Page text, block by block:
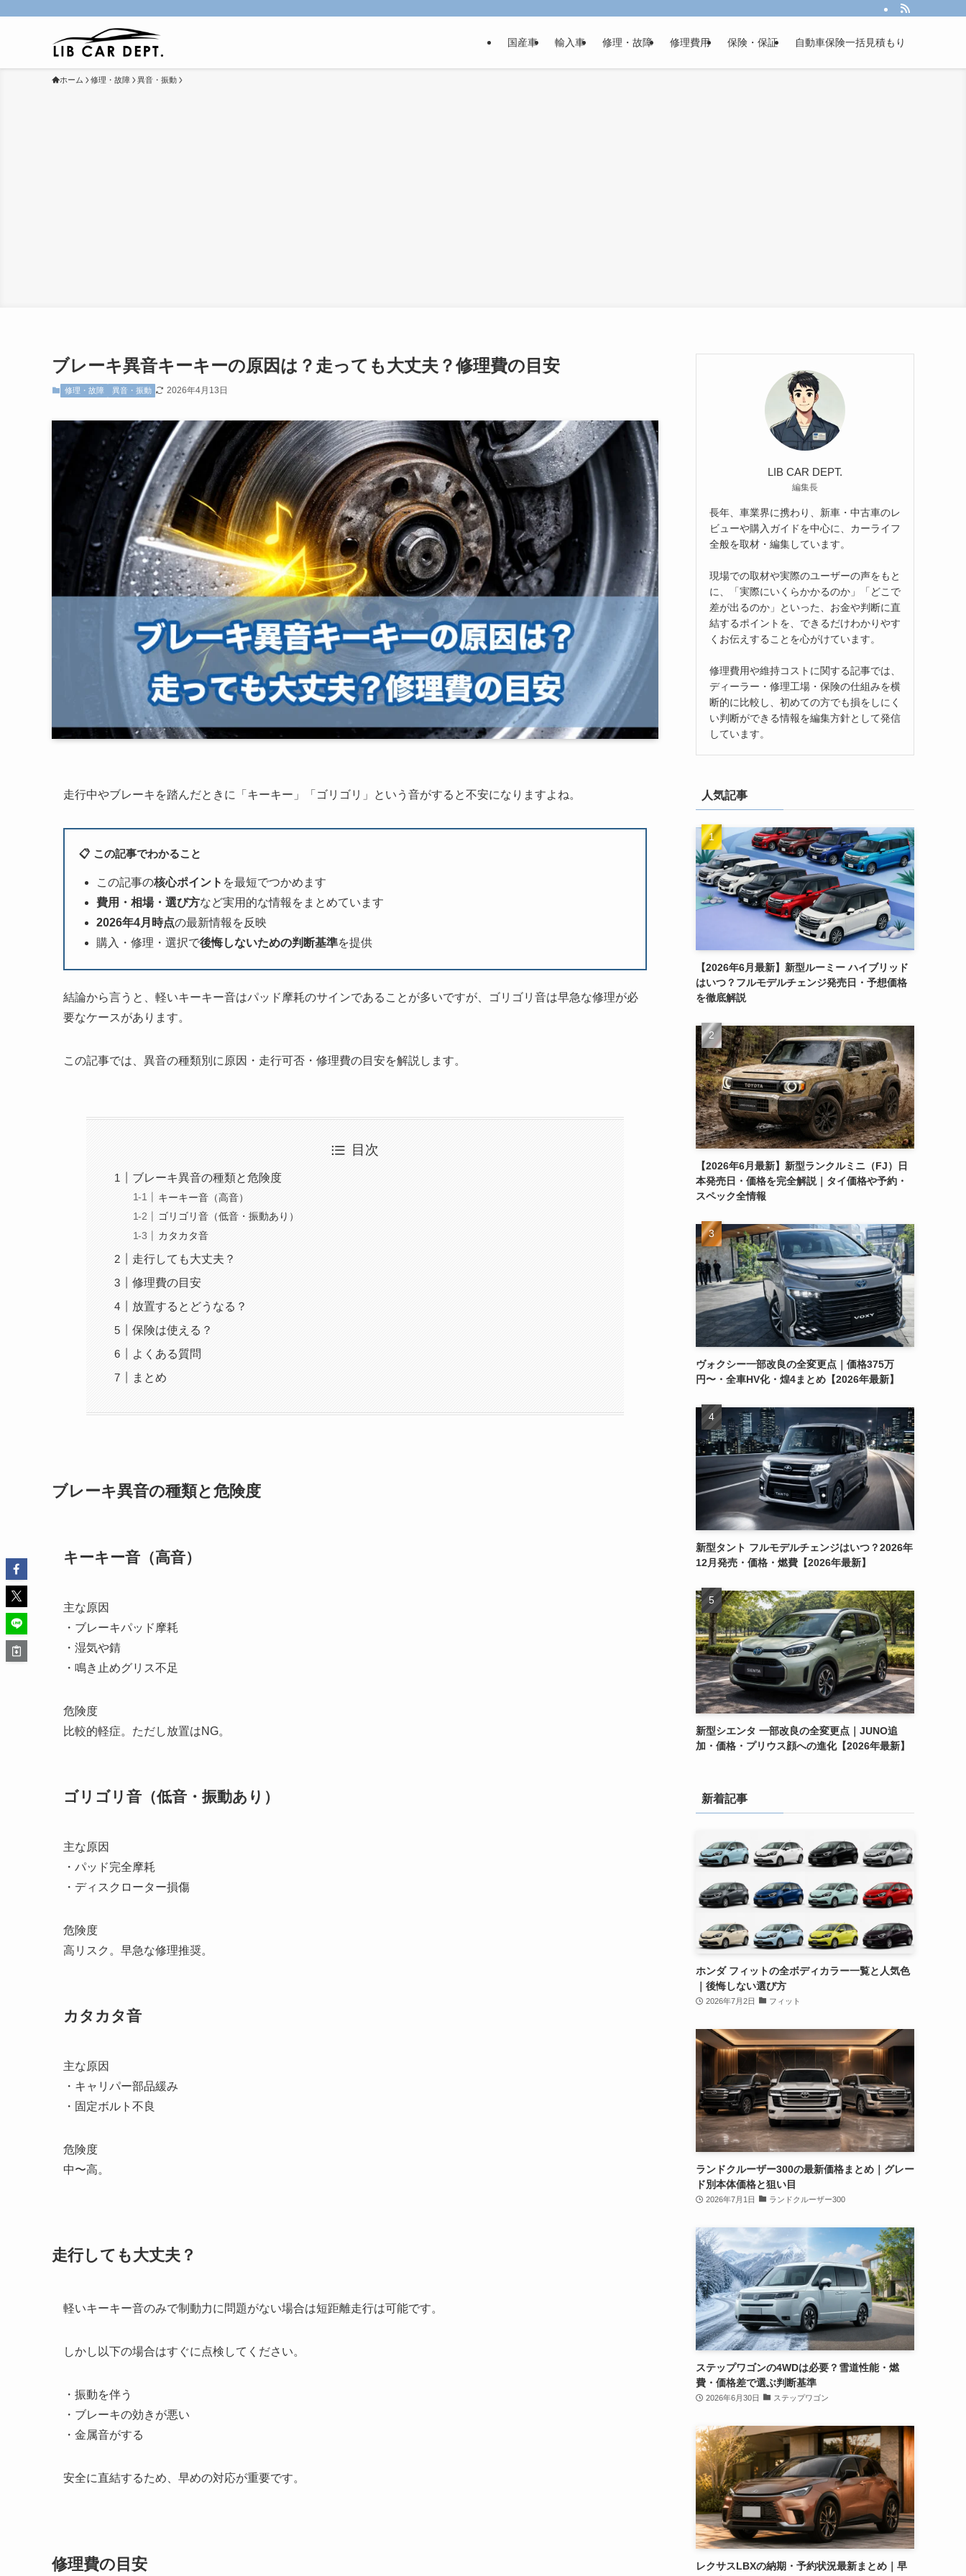
国産車 輸入車 修理・故障 修理費用 保険・保証 自動車保険一括見積もり
ホーム 修理・故障 異音・振動
ブレーキ異音キーキーの原因は？走っても大丈夫？修理費の目安
修理・故障 異音・振動 2026年4月13日
走行中やブレーキを踏んだときに「キーキー」「ゴリゴリ」という音がすると不安になりますよね。
📋 この記事でわかること
この記事の核心ポイント を最短でつかめます
費用・相場・選び方など実用的な情報をまとめています
2026年4月時点の最新情報を反映
購入・修理・選択で後悔しないための判断基準を提供
結論から言うと、軽いキーキー音はパッド摩耗のサインであることが多いですが、ゴリゴリ音は早急な修理が必
要なケースがあります。
この記事では、異音の種類別に原因・走行可否・修理費の目安を解説します。
目次
ブレーキ異音の種類と危険度
キーキー音（高音）
ゴリゴリ音（低音・振動あり）
カタカタ音
走行しても大丈夫？
修理費の目安
放置するとどうなる？
保険は使える？
よくある質問
まとめ
ブレーキ異音の種類と危険度
キーキー音（高音）
主な原因
・ブレーキパッド摩耗
・湿気や錆
・鳴き止めグリス不足
危険度
比較的軽症。ただし放置はNG。
ゴリゴリ音（低音・振動あり）
主な原因
・パッド完全摩耗
・ディスクローター損傷
危険度
高リスク。早急な修理推奨。
カタカタ音
主な原因
・キャリパー部品緩み
・固定ボルト不良
危険度
中〜高。
走行しても大丈夫？
軽いキーキー音のみで制動力に問題がない場合は短距離走行は可能です。
しかし以下の場合はすぐに点検してください。
・振動を伴う
・ブレーキの効きが悪い
・金属音がする
安全に直結するため、早めの対応が重要です。
修理費の目安
LIB CAR DEPT.
編集長
長年、車業界に携わり、新車・中古車のレ
ビューや購入ガイドを中心に、カーライフ
全般を取材・編集しています。
現場での取材や実際のユーザーの声をもと
に、「実際にいくらかかるのか」「どこで
差が出るのか」といった、お金や判断に直
結するポイントを、できるだけわかりやす
くお伝えすることを心がけています。
修理費用や維持コストに関する記事では、
ディーラー・修理工場・保険の仕組みを横
断的に比較し、初めての方でも損をしにく
い判断ができる情報を編集方針として発信
しています。
人気記事
【2026年6月最新】新型ルーミー ハイブリッド
はいつ？フルモデルチェンジ発売日・予想価格
を徹底解説
【2026年6月最新】新型ランクルミニ（FJ）日
本発売日・価格を完全解説｜タイ価格や予約・
スペック全情報
ヴォクシー一部改良の全変更点｜価格375万
円〜・全車HV化・煌4まとめ【2026年最新】
新型タント フルモデルチェンジはいつ？2026年
12月発売・価格・燃費【2026年最新】
新型シエンタ 一部改良の全変更点｜JUNO追
加・価格・プリウス顔への進化【2026年最新】
新着記事
ホンダ フィットの全ボディカラー一覧と人気色
｜後悔しない選び方
2026年7月2日 フィット
ランドクルーザー300の最新価格まとめ｜グレー
ド別本体価格と狙い目
2026年7月1日 ランドクルーザー300
ステップワゴンの4WDは必要？雪道性能・燃
費・価格差で選ぶ判断基準
2026年6月30日 ステップワゴン
レクサスLBXの納期・予約状況最新まとめ｜早